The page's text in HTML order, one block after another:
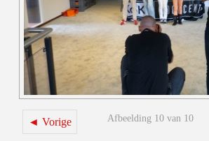
◄ Vorige Afbeelding 10 van 10